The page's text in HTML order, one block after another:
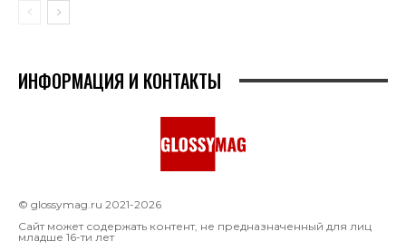
ИНФОРМАЦИЯ И КОНТАКТЫ
© glossymag.ru 2021-2026
Сайт может содержать контент, не предназначенный для лиц
младше 16-ти лет